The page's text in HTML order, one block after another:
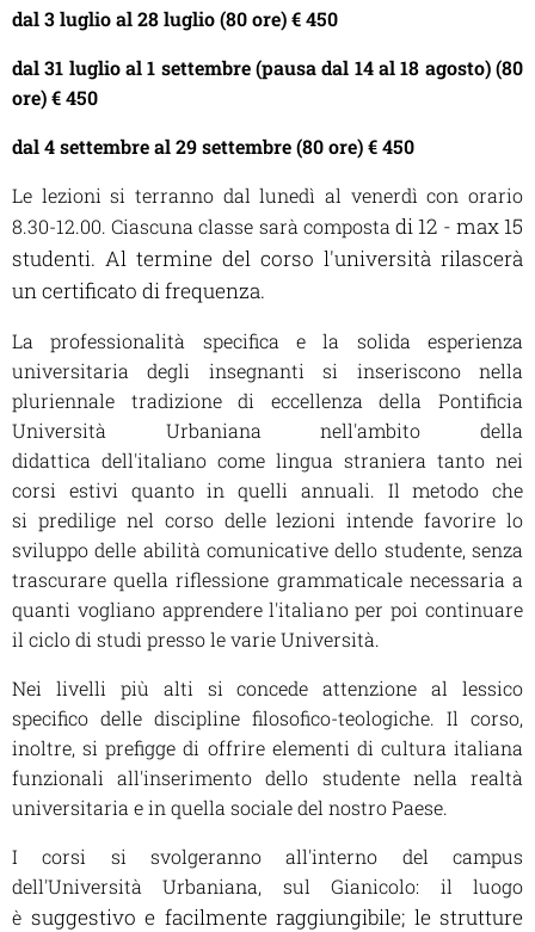
dal 3 luglio al 28 luglio (80 ore) € 450
dal 31 luglio al 1 settembre (pausa dal 14 al 18 agosto) (80
ore) € 450
dal 4 settembre al 29 settembre (80 ore) € 450
Le lezioni si terranno dal lunedì al venerdì con orario
8.30-12.00. Ciascuna classe sarà compostadi 12 - max 15
studenti. Al termine del corso l'università rilascerà
un certificato di frequenza.
La professionalità specifica e la solida esperienza
universitaria degli insegnanti si inseriscono nella
pluriennale tradizione di eccellenza della Pontificia
Università Urbaniana nell'ambito della
didattica dell'italiano come lingua straniera tanto nei
corsi estivi quanto in quelli annuali. Il metodo che
si predilige nel corso delle lezioni intende favorire lo
sviluppo delle abilità comunicative dello studente, senza
trascurare quella riflessione grammaticale necessaria a
quanti vogliano apprendere l'italiano per poi continuare
il ciclo di studi presso le varie Università.
Nei livelli più alti si concede attenzione al lessico
specifico delle discipline filosofico-teologiche. Il corso,
inoltre, si prefigge di offrire elementi di cultura italiana
funzionali all'inserimento dello studente nella realtà
universitaria e in quella sociale del nostro Paese.
I corsi si svolgeranno all'interno del campus
dell'Università Urbaniana, sul Gianicolo: il luogo
è suggestivo e facilmente raggiungibile; le strutture